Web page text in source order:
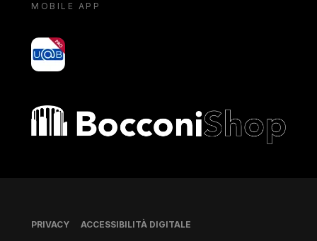
MOBILE APP
yoU@B
Bocconi shop
Piè di pagina
PRIVACY ACCESSIBILITÀ DIGITALE